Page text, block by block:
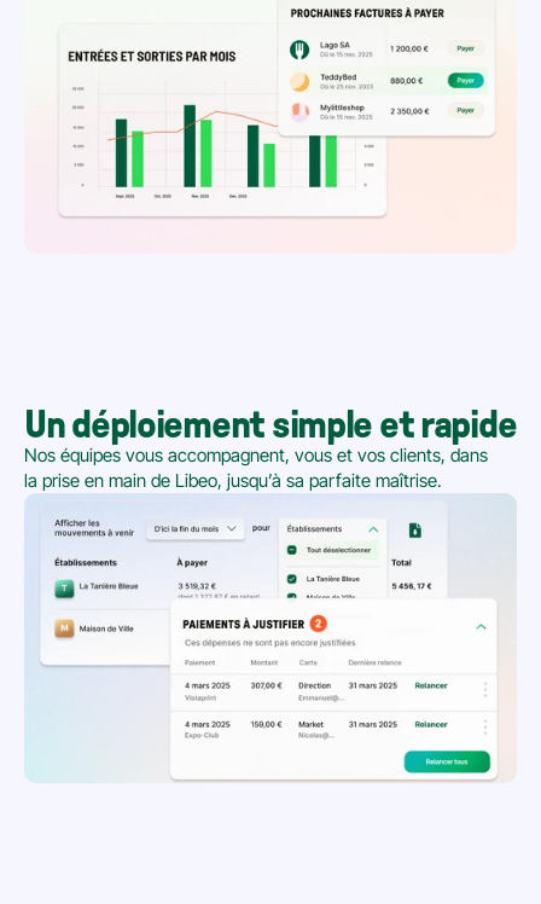
Un déploiement simple et rapide
Nos équipes vous accompagnent, vous et vos clients, dans
la prise en main de Libeo, jusqu’à sa parfaite maîtrise.